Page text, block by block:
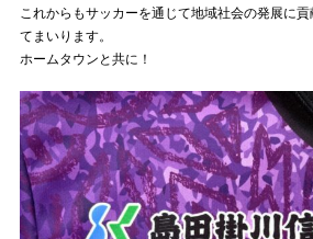
これからもサッカーを通じて地域社会の発展に
てまいります。
ホームタウンと共に！